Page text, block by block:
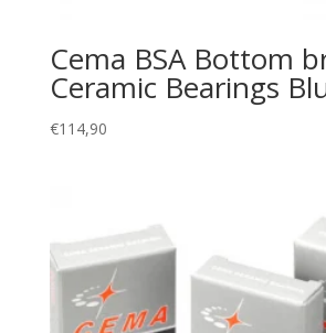
Cema BSA Bottom
Ceramic Bearings
€114,90